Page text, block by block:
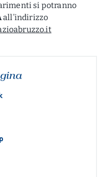
si potranno
all’indirizzo